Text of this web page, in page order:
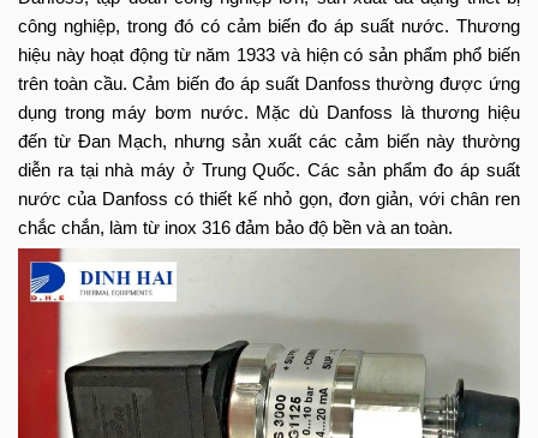
công nghiệp, trong đó có cảm biến đo áp suất nước. Thương
hiệu này hoạt động từ năm 1933 và hiện có sản phẩm phổ biến
trên toàn cầu. Cảm biến đo áp suất Danfoss thường được ứng
dụng trong máy bơm nước. Mặc dù Danfoss là thương hiệu
đến từ Đan Mạch, nhưng sản xuất các cảm biến này thường
diễn ra tại nhà máy ở Trung Quốc. Các sản phẩm đo áp suất
nước của Danfoss có thiết kế nhỏ gọn, đơn giản, với chân ren
chắc chắn, làm từ inox 316 đảm bảo độ bền và an toàn.